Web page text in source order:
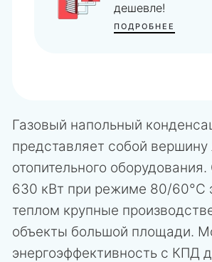
дешевле!
ПОДРОБНЕЕ
Газовый напольный
представляет собой
отопительного
630 кВт при режиме 80/60°C
теплом крупные
объекты большой площади.
энергоэффективность с КПД